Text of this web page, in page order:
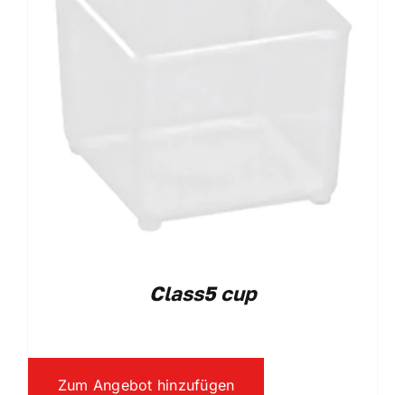
Class5 cup
Zum Angebot hinzufügen